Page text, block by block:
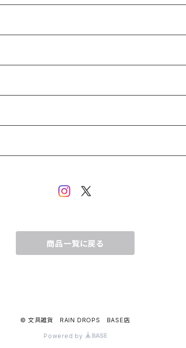
商品一覧に戻る
© 文具雑貨 RAIN DROPS BASE店
Powered by